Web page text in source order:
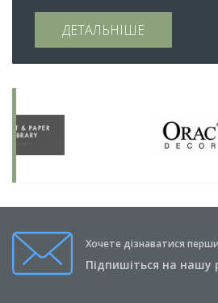
ДЕТАЛЬНІШЕ
Хочете дізнаватися
Підпишіться на нашу